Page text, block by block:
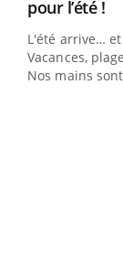
pour l’été !
L'été arrive…
Vacances,
Nos mains